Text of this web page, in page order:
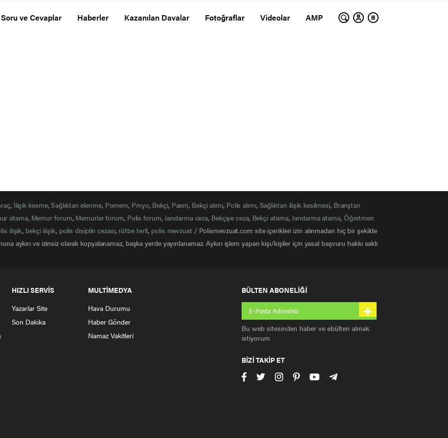
Soru ve Cevaplar Haberler Kazanılan Davalar Fotoğraflar Videolar AMP
, İlişik kesme,Sağlıktan elenme, Pomem, Pmyo, Bekçi, Paem, Bekçi alımı, Polis alımı, Sağlıktan ilişik kesilmesi, Branştan
atama, Memur forum, Memurlar forum, Polis forum,Jandarma ceza, Bekçiye ceza, Bekçi atama,Jandarma atama, Öğretmen
ilişik, bekçi ilişik, polis disiplin cezası, rütbe terfi, polis mevzuat/ Polismevzuat.com site içerikleri izin alınmadan hiç bir şekilde
aykırı ve izinsiz olarak kopyalanamaz, başka yerde yayınlanamaz. Aykırı işlem yapan kişi/kişiler için yasal başvuru hakkı saklı
HIZLI SERVİS
Yazarlar Site
Son Dakika
MULTİMEDYA
Hava Durumu
Haber Gönder
Namaz Vakitleri
BÜLTEN ABONELİĞİ
+
Bu web sitesinden haber ve ebülten almak
istiyorum
BİZİ TAKİP ET